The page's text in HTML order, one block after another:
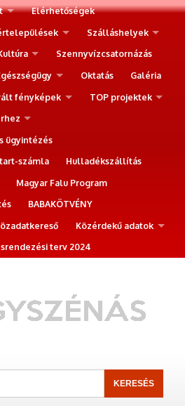
Elérhetőségek
Szálláshelyek
Szennyvízcsatornázás
Oktatás
Galéria
fényképek
TOP projektek
ügyintézés
számla
Hulladékszállítás
Magyar Falu Program
BABAKÖTVÉNY
Közérdekű adatok
terv 2024